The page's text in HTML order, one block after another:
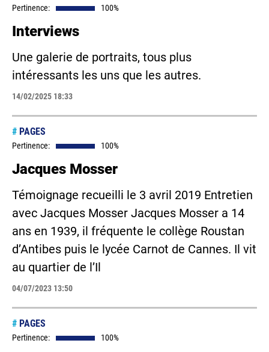
Pertinence: 100%
Interviews
Une galerie de portraits, tous plus
intéressants les uns que les autres.
14/02/2025 18:33
# PAGES
Pertinence: 100%
Jacques Mosser
Témoignage recueilli le 3 avril 2019 Entretien
avec Jacques Mosser Jacques Mosser a 14
ans en 1939, il fréquente le collège Roustan
d’Antibes puis le lycée Carnot de Cannes. Il vit
au quartier de l’Il
04/07/2023 13:50
# PAGES
Pertinence: 100%